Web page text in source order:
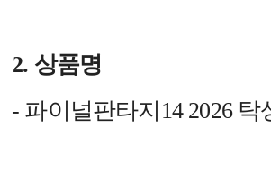
2. 상품명
- 파이널판타지14 2026 탁